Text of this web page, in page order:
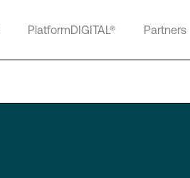
PlatformDIGITAL® Partners